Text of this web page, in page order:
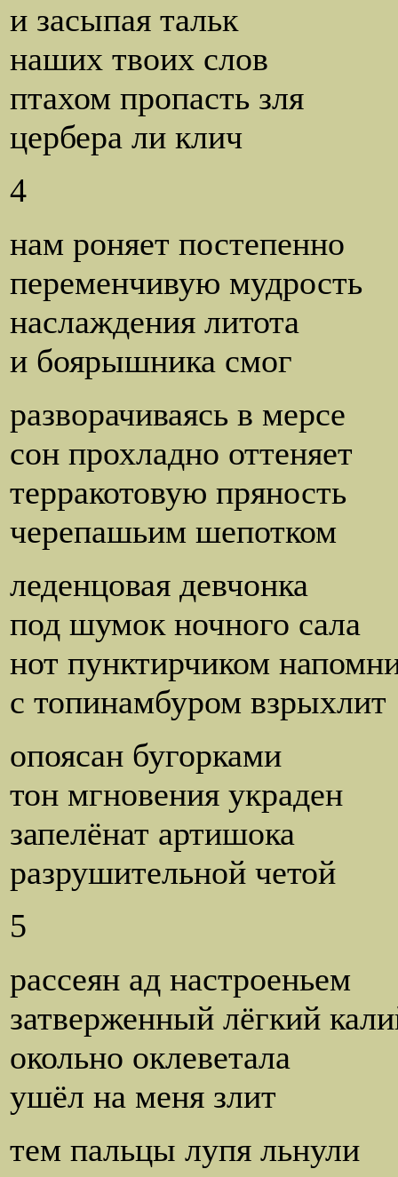
и засыпая тальк
наших твоих слов
птахом пропасть зля
цербера ли клич
4
нам роняет постепенно
переменчивую мудрость
наслаждения литота
и боярышника смог
разворачиваясь в мерсе
сон прохладно оттеняет
терракотовую пряность
черепашьим шепотком
леденцовая девчонка
под шумок ночного сала
нот пунктирчиком
с топинамбуром взрыхлит
опоясан бугорками
тон мгновения украден
запелёнат артишока
разрушительной четой
5
рассеян ад настроеньем
затверженный лёгкий
окольно оклеветала
ушёл на меня злит
тем пальцы лупя льнули